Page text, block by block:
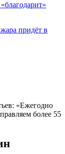
придёт в
«Ежегодно
более 55